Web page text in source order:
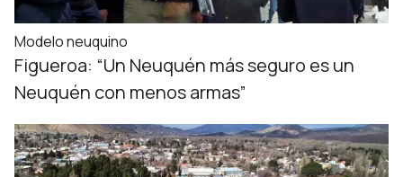
Modelo neuquino
Figueroa: “Un Neuquén más seguro es un
Neuquén con menos armas”